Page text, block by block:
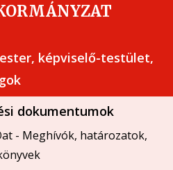
képviselő-testület,
dokumentumok
- Meghívók, határozatok,